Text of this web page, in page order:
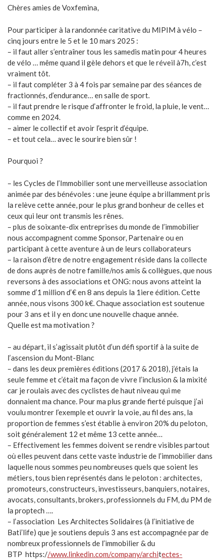
Chères amies de Voxfemina,
Pour participer à la randonnée caritative du MIPIM à vélo –
cinq jours entre le 5 et le 10 mars 2025 :
– il faut aller s’entraîner tous les samedis matin pour 4 heures
de vélo … même quand il gèle dehors et que le réveil à7h, c’est
vraiment tôt.
– il faut compléter 3 à 4 fois par semaine par des séances de
fractionnés, d’endurance… en salle de sport.
– il faut prendre le risque d’affronter le froid, la pluie, le vent…
comme en 2024.
– aimer le collectif et avoir l’esprit d’équipe.
– et tout cela… avec le sourire bien sûr !
Pourquoi ?
– les Cycles de l’Immobilier sont une merveilleuse association
animée par des bénévoles : une jeune équipe a brillamment pris
la relève cette année, pour le plus grand bonheur de celles et
ceux qui leur ont transmis les rênes.
– plus de soixante-dix entreprises du monde de l’immobilier
nous accompagnent comme Sponsor, Partenaire ou en
participant à cette aventure à un de leurs collaborateurs
– la raison d’être de notre engagement réside dans la collecte
de dons auprès de notre famille/nos amis & collègues, que nous
reversons à des associations et ONG: nous avons atteint la
somme d’1 million d’€ en 8 ans depuis la 1iere édition. Cette
année, nous visons 300 k€. Chaque association est soutenue
pour 3 ans et il y en donc une nouvelle chaque année.
Quelle est ma motivation ?
– au départ, il s’agissait plutôt d’un défi sportif à la suite de
l’ascension du Mont-Blanc
– dans les deux premières éditions (2017 & 2018), j’étais la
seule femme et c’était ma façon de vivre l’inclusion & la mixité
car je roulais avec des cyclistes de haut niveau qui me
donnaient ma chance. Pour ma plus grande fierté puisque j’ai
voulu montrer l’exemple et ouvrir la voie, au fil des ans, la
proportion de femmes s’est établie à environ 20% du peloton,
soit généralement 12 et même 13 cette année…
– Effectivement les femmes doivent se rendre visibles partout
où elles peuvent dans cette vaste industrie de l’immobilier dans
laquelle nous sommes peu nombreuses quels que soient les
métiers, tous bien représentés dans le peloton : architectes,
promoteurs, constructeurs, investisseurs, banquiers, notaires,
avocats, consultants, brokers, professionnels du FM, du PM de
la proptech ….
– l’association Les Architectes Solidaires (à l’initiative de
Bati’life) que je soutiens depuis 3 ans est accompagnée par de
nombreux professionnels de l’immobilier & du
BTP https://www.linkedin.com/company/architectes-